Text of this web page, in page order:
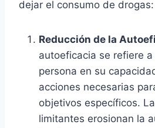
dejar el consumo de drogas:
Reducción de la
autoeficacia se refiere
persona en su
acciones necesarias
objetivos específicos.
limitantes erosionan la